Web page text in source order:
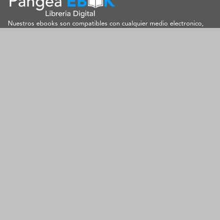
Nuestros ebooks son compatibles con cualquier medio electronico,